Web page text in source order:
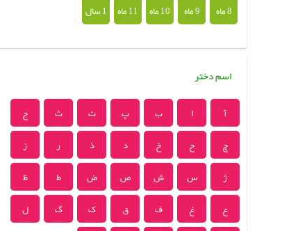
8 ماه
9 ماه 10 ماه 11 ماه 1 سال
اسم دختر
آ ا ب پ ت ث
ج
چ
ح خ د ذ ر
ز
ژ
س ش ص ض ط
ظ
ع
غ ف ق ک گ
ل